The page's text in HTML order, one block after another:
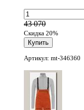
43 070
Скидка 20%
Артикул: mt-346360